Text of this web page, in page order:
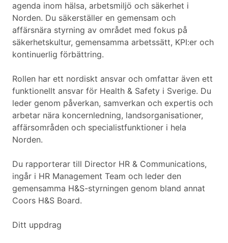
agenda inom hälsa, arbetsmiljö och säkerhet i
Norden. Du säkerställer en gemensam och
affärsnära styrning av området med fokus på
säkerhetskultur, gemensamma arbetssätt, KPI:er och
kontinuerlig förbättring.
Rollen har ett nordiskt ansvar och omfattar även ett
funktionellt ansvar för Health & Safety i Sverige. Du
leder genom påverkan, samverkan och expertis och
arbetar nära koncernledning, landsorganisationer,
affärsområden och specialistfunktioner i hela
Norden.
Du rapporterar till Director HR & Communications,
ingår i HR Management Team och leder den
gemensamma H&S-styrningen genom bland annat
Coors H&S Board.
Ditt uppdrag